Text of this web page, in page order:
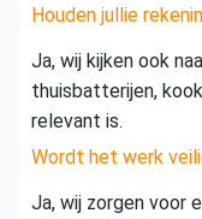
Houden jullie
Ja, wij kijken ook
thuisbatterijen,
relevant is.
Wordt het werk
Ja, wij zorgen voor